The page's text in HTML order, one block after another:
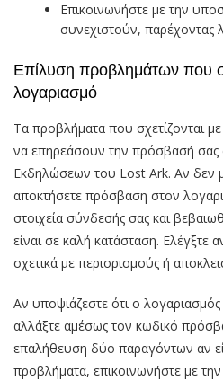
Επικοινωνήστε με την
συνεχιστούν, παρέχοντας
Επίλυση προβλημάτων που
λογαριασμό
Τα προβλήματα που σχετίζονται
να επηρεάσουν την πρόσβασή σας
Εκδηλώσεων του Lost Ark. Αν δεν
αποκτήσετε πρόσβαση στον
στοιχεία σύνδεσής σας και
είναι σε καλή κατάσταση. Ελέγξτε
σχετικά με περιορισμούς ή
Αν υποψιάζεστε ότι ο λογαριασμός
αλλάξτε αμέσως τον κωδικό
επαλήθευση δύο παραγόντων αν
προβλήματα, επικοινωνήστε με